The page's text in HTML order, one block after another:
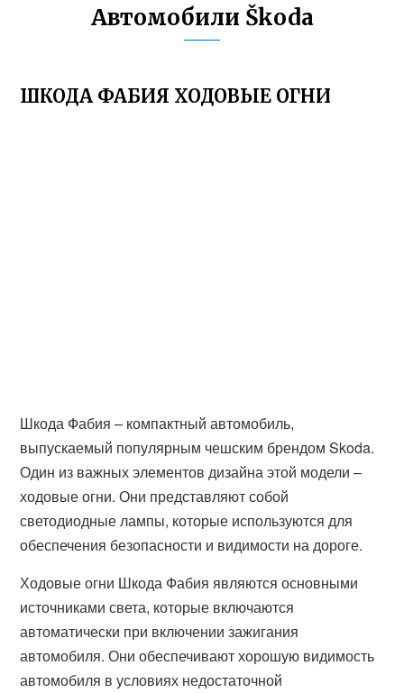
Автомобили Škoda
ШКОДА ФАБИЯ ХОДОВЫЕ ОГНИ
Шкода Фабия – компактный автомобиль,
выпускаемый популярным чешским брендом Skoda.
Один из важных элементов дизайна этой модели –
ходовые огни. Они представляют собой
светодиодные лампы, которые используются для
обеспечения безопасности и видимости на дороге.
Ходовые огни Шкода Фабия являются основными
источниками света, которые включаются
автоматически при включении зажигания
автомобиля. Они обеспечивают хорошую видимость
автомобиля в условиях недостаточной